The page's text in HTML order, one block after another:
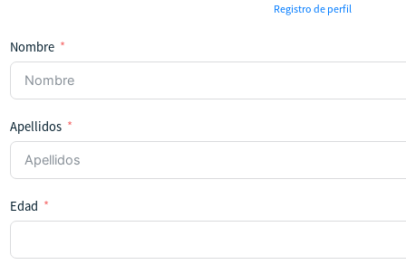
Registro de perfil
Nombre
Apellidos
Edad